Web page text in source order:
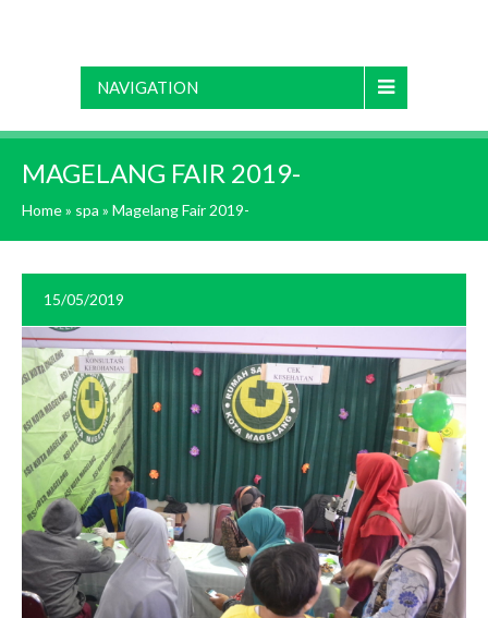
NAVIGATION
MAGELANG FAIR 2019-
Home» spa » Magelang Fair 2019-
15/05/2019